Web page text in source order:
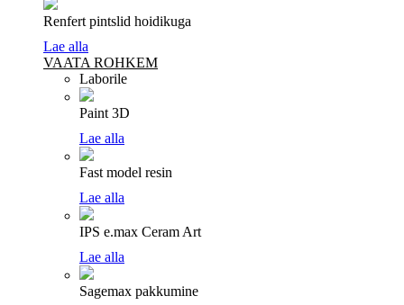
Renfert pintslid hoidikuga
Lae alla
VAATA ROHKEM
Laborile
Paint 3D
Lae alla
Fast model resin
Lae alla
IPS e.max Ceram Art
Lae alla
Sagemax pakkumine